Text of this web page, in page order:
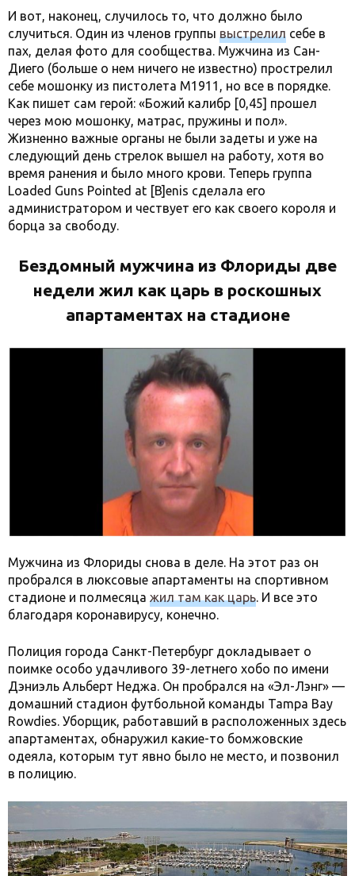
И вот, наконец, случилось то, что должно было
случиться. Один из членов группы выстрелил себе в
пах, делая фото для сообщества. Мужчина из Сан-
Диего (больше о нем ничего не известно) прострелил
себе мошонку из пистолета M1911, но все в порядке.
Как пишет сам герой: «Божий калибр [0,45] прошел
через мою мошонку, матрас, пружины и пол».
Жизненно важные органы не были задеты и уже на
следующий день стрелок вышел на работу, хотя во
время ранения и было много крови. Теперь группа
Loaded Guns Pointed at [B]enis сделала его
администратором и чествует его как своего короля и
борца за свободу.
Бездомный мужчина из Флориды две
недели жил как царь в роскошных
апартаментах на стадионе
Мужчина из Флориды снова в деле. На этот раз он
пробрался в люксовые апартаменты на спортивном
стадионе и полмесяца жил там как царь. И все это
благодаря коронавирусу, конечно.
Полиция города Санкт-Петербург докладывает о
поимке особо удачливого 39-летнего хобо по имени
Дэниэль Альберт Неджа. Он пробрался на «Эл-Лэнг» —
домашний стадион футбольной команды Tampa Bay
Rowdies. Уборщик, работавший в расположенных здесь
апартаментах, обнаружил какие-то бомжовские
одеяла, которым тут явно было не место, и позвонил
в полицию.